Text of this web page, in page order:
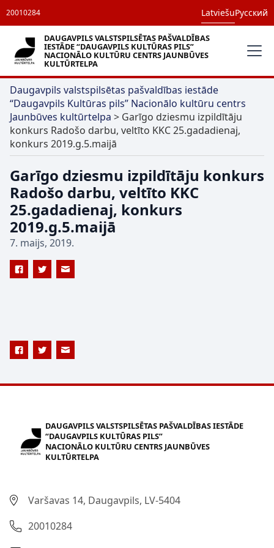
20010284 LatviešuРусский
DAUGAVPILS VALSTSPILSĒTAS PAŠVALDĪBAS
IESTĀDE “DAUGAVPILS KULTŪRAS PILS”
NACIONĀLO KULTŪRU CENTRS JAUNBŪVES
KULTŪRTELPA
Daugavpils valstspilsētas pašvaldības iestāde
“Daugavpils Kultūras pils” Nacionālo kultūru centrs
Jaunbūves kultūrtelpa > Garīgo dziesmu izpildītāju
konkurs Radošo darbu, veltīto KKC 25.gadadienaj,
konkurs 2019.g.5.maijā
Garīgo dziesmu izpildītāju konkurs
Radošo darbu, veltīto KKC
25.gadadienaj, konkurs
2019.g.5.maijā
7. maijs, 2019.
DAUGAVPILS VALSTSPILSĒTAS PAŠVALDĪBAS IESTĀDE
“DAUGAVPILS KULTŪRAS PILS”
NACIONĀLO KULTŪRU CENTRS JAUNBŪVES
KULTŪRTELPA
Varšavas 14, Daugavpils, LV-5404
20010284